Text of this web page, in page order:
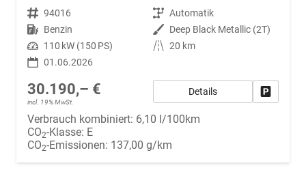
Fahrzeugnr. 94016 Getriebe Automatik
Kraftstoff Benzin Außenfarbe Deep Black Metallic (2T)
Leistung 110 kW (150 PS) Kilometerstand 20 km
01.06.2026
30.190,– €
incl. 19% MwSt.
Details
Verbrauch kombiniert: 6,10 l/100km
CO2-Klasse: E
CO2-Emissionen: 137,00 g/km